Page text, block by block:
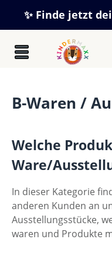
Zum Hauptinhalt
✨ Finde jetzt
B-Waren /
Welche
Ware/
In dieser Kategorie
anderen Kunden an
Ausstellungsstücke,
waren und Produkte